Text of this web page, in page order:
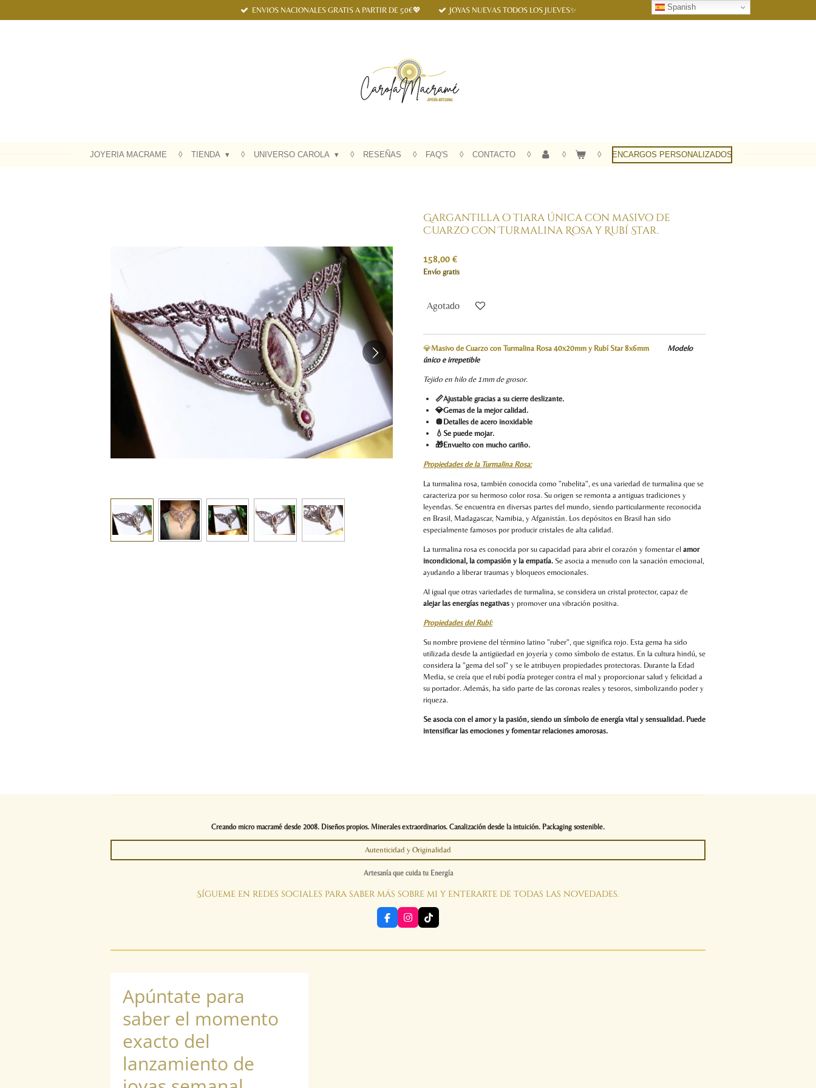
al
ENVIOS NACIONALES GRATIS A PARTIR DE 50€💖 JOYAS NUEVAS TODOS LOS JUEVES✨
JOYERIA MACRAME TIENDA UNIVERSO CAROLA RESEÑAS FAQ'S CONTACTO ENCARGOS PERSONALIZADOS
Gargantilla o tiara única con masivo de
Cuarzo con Turmalina Rosa y Rubí Star.
158,00 €
Envío gratis
Agotado
💎Masivo de Cuarzo con Turmalina Rosa 40x20mm y Rubí Star 8x6mm
Modelo
único e irrepetible
Tejido en hilo de 1mm de grosor.
📏Ajustable gracias a su cierre deslizante.
💎Gemas de la mejor calidad.
🪩Detalles de acero inoxidable
💧Se puede mojar.
🎁Envuelto con mucho cariño.
Propiedades de la Turmalina Rosa:
La turmalina rosa, también conocida como "rubelita", es una variedad de turmalina que se
caracteriza por su hermoso color rosa. Su origen se remonta a antiguas tradiciones y
leyendas. Se encuentra en diversas partes del mundo, siendo particularmente reconocida
en Brasil, Madagascar, Namibia, y Afganistán. Los depósitos en Brasil han sido
especialmente famosos por producir cristales de alta calidad.
La turmalina rosa es conocida por su capacidad para abrir el corazón y fomentar el amor
incondicional, la compasión y la empatía. Se asocia a menudo con la sanación emocional,
ayudando a liberar traumas y bloqueos emocionales.
Al igual que otras variedades de turmalina, se considera un cristal protector, capaz de
alejar las energías negativas y promover una vibración positiva.
Propiedades del Rubí:
Su nombre proviene del término latino "ruber", que significa rojo. Esta gema ha sido
utilizada desde la antigüedad en joyería y como símbolo de estatus. En la cultura hindú, se
considera la "gema del sol" y se le atribuyen propiedades protectoras. Durante la Edad
Media, se creía que el rubí podía proteger contra el mal y proporcionar salud y felicidad a
su portador. Además, ha sido parte de las coronas reales y tesoros, simbolizando poder y
riqueza.
Se asocia con el amor y la pasión, siendo un símbolo de energía vital y sensualidad. Puede
intensificar las emociones y fomentar relaciones amorosas.
Creando micro macramé desde 2008. Diseños propios. Minerales extraordinarios. Canalización desde la intuición. Packaging sostenible.
Autenticidad y Originalidad
Spanish
Artesanía que cuida tu Energía
Sígueme en redes sociales para saber más sobre mi y enterarte de todas las novedades.
F
a
e
I
n
t
T
i
T
Apúntate para
saber el momento
exacto del
lanzamiento de